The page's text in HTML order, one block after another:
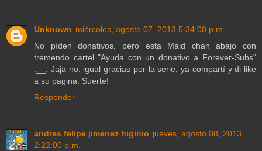
Unknown miércoles, agosto 07, 2013 5:34:00 p.m.
No pìden donativos, pero esta Maid chan abajo con
tremendo cartel "Ayuda con un donativo a Forever-Subs"
.__. Jaja no, igual gracias por la serie, ya compartí y di like
a su pagina. Suerte!
Responder
andres felipe jimenez higinio jueves, agosto 08, 2013
2:22:00 p.m.